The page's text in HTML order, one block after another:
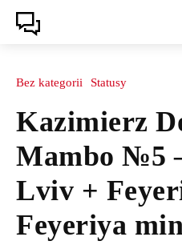
Bez kategorii Statusy
Kazimierz
Mambo №5
Lviv +
Feyeriya